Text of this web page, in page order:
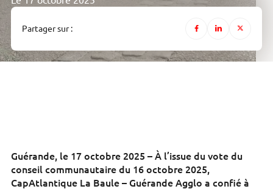
Partager sur :
Guérande, le 17 octobre 2025 – À l’issue du vote du
conseil communautaire du 16 octobre 2025,
CapAtlantique La Baule – Guérande Agglo a confié à